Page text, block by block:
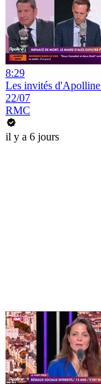
8:29
Les invités
22/07
RMC
il y a 6 jours